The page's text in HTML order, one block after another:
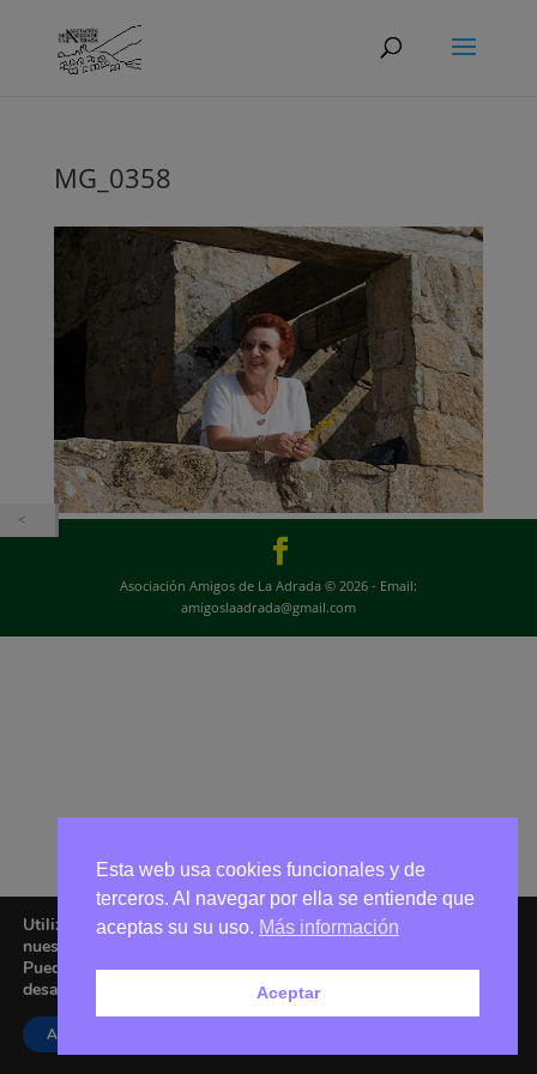
MG_0358
Asociación Amigos de La Adrada © 2026 - Email:
amigoslaadrada@gmail.com
Utilizamos cookies para ofrecerte la mejor experiencia en
nuestra web.
Puedes aprender más sobre qué cookies utilizamos o
desactivarlas en los
Aceptar
Esta web usa cookies funcionales y de
terceros. Al navegar por ella se entiende que
aceptas su su uso. Más información
Aceptar